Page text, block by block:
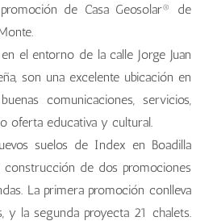
de Casa Geosolar® de
el entorno de la calle Jorge Juan
son una excelente ubicación en
comunicaciones, servicios,
oferta educativa y cultural.
suelos de Index en Boadilla
de dos promociones
La primera promoción conlleva
y la segunda proyecta 21 chalets.